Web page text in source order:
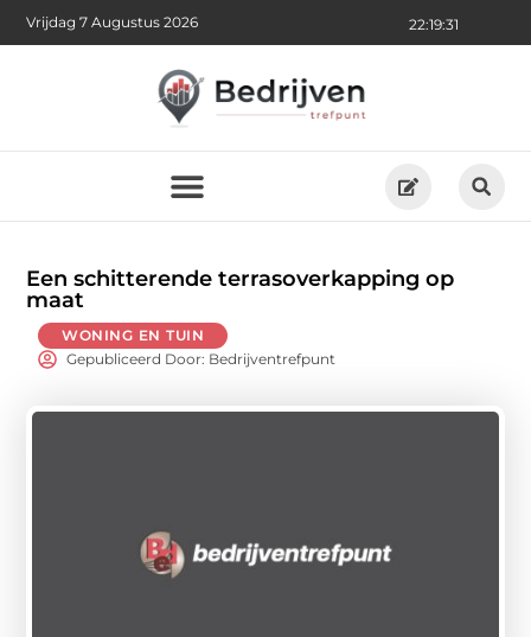
22:19:33
Vrijdag 7 Augustus 2026
Een schitterende terrasoverkapping op
maat
WONING EN TUIN
Gepubliceerd Door: Bedrijventrefpunt